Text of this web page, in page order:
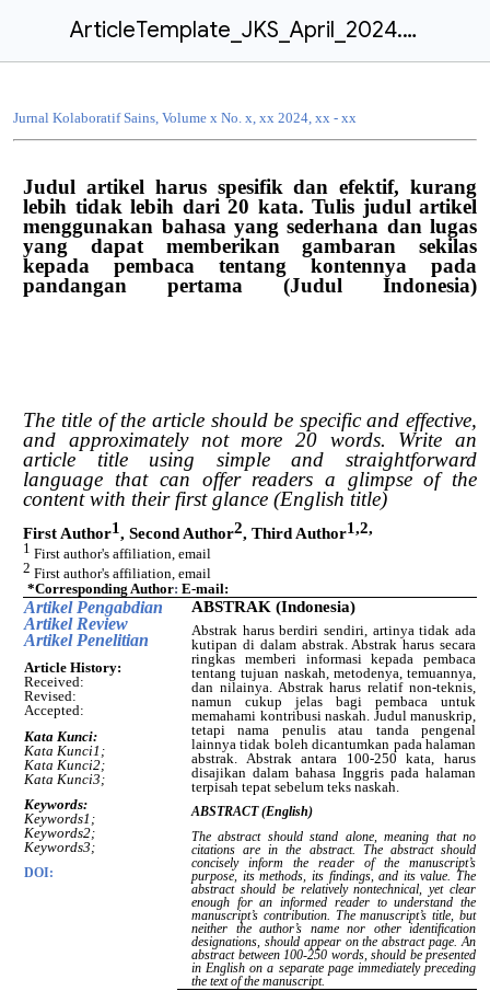
ArticleTemplate_JKS_April_2024.docx
Jurnal Kolaboratif Sains, Volume x No. x, xx 2024, xx - xx
Judul artikel harus spesifik dan efektif, kurang
lebih tidak lebih dari 20 kata. Tulis judul artikel
menggunakan bahasa yang sederhana dan lugas
yang dapat memberikan gambaran sekilas
kepada pembaca tentang kontennya pada
pandangan pertama (Judul Indonesia)
The title of the article should be specific and effective,
and approximately not more 20 words. Write an
article title using simple and straightforward
language that can offer readers a glimpse of the
content with their first glance (English title)
First Author1, Second Author2, Third Author1,2,
1 First author's affiliation, email
2 First author's affiliation, email
*Corresponding Author:E-mail:
Artikel Pengabdian
Artikel Review
Artikel Penelitian
Article History:
Received:
Revised:
Accepted:
Kata Kunci:
Kata Kunci1;
Kata Kunci2;
Kata Kunci3;
Keywords:
Keywords1;
Keywords2;
Keywords3;
DOI:
ABSTRAK (Indonesia)
Abstrak harus berdiri sendiri, artinya tidak ada
kutipan di dalam abstrak. Abstrak harus secara
ringkas memberi informasi kepada pembaca
tentang tujuan naskah, metodenya, temuannya,
dan nilainya. Abstrak harus relatif non-teknis,
namun cukup jelas bagi pembaca untuk
memahami kontribusi naskah. Judul manuskrip,
tetapi nama penulis atau tanda pengenal
lainnya tidak boleh dicantumkan pada halaman
abstrak. Abstrak antara 100-250 kata, harus
disajikan dalam bahasa Inggris pada halaman
terpisah tepat sebelum teks naskah.
ABSTRACT (English)
The abstract should stand alone, meaning that no
citations are in the abstract. The abstract should
concisely inform the reader of the manuscript’s
purpose, its methods, its findings, and its value. The
abstract should be relatively nontechnical, yet clear
enough for an informed reader to understand the
manuscript’s contribution. The manuscript’s title, but
neither the author’s name nor other identification
designations, should appear on the abstract page. An
abstract between 100-250 words, should be presented
in English on a separate page immediately preceding
the text of the manuscript.